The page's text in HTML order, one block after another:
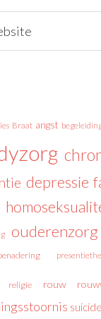
Braat angst
depressie
ouderenzorg
religie rouw
suicide